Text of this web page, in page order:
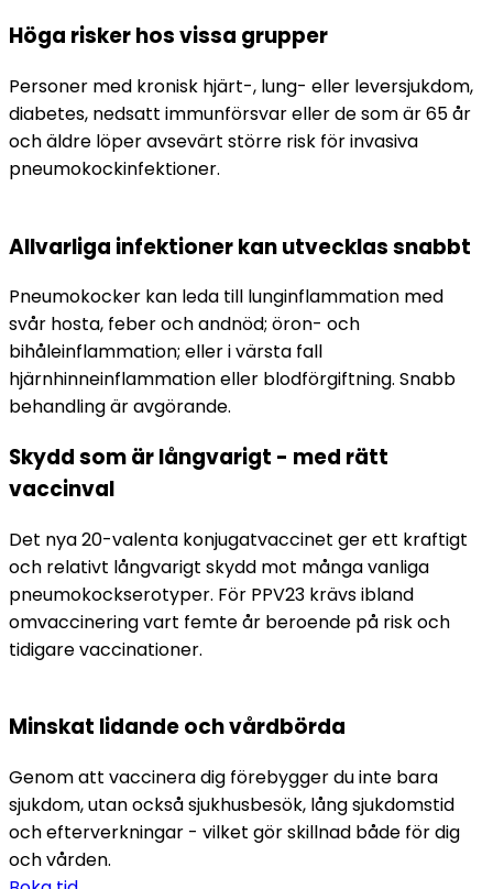
Höga risker hos vissa grupper
Personer med kronisk hjärt-, lung- eller leversjukdom,
diabetes, nedsatt immunförsvar eller de som är 65 år
och äldre löper avsevärt större risk för invasiva
pneumokockinfektioner.
Allvarliga infektioner ­kan utvecklas snabbt
Pneumokocker kan leda till lunginflammation med
svår hosta, feber och andnöd; öron- och
bihåleinflammation; eller i värsta fall
hjärnhinneinflammation eller blodförgiftning. Snabb
behandling är avgörande.
Skydd som är långvarigt - med rätt
vaccinval
Det nya 20-valenta konjugatvaccinet ger ett kraftigt
och relativt långvarigt skydd mot många vanliga
pneumokockserotyper. För PPV23 krävs ibland
omvaccinering vart femte år beroende på risk och
tidigare vaccinationer.
Minskat lidande och vårdbörda
Genom att vaccinera dig förebygger du inte bara
sjukdom, utan också sjukhusbesök, lång sjukdomstid
och efterverkningar - vilket gör skillnad både för dig
och vården.